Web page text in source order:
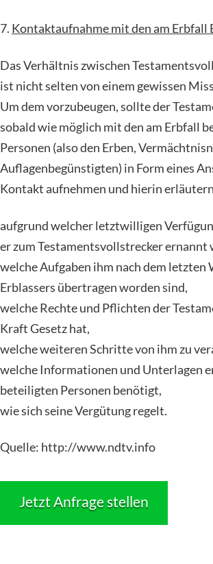
7. Kontaktaufnahme mit den am Erbfall
Das Verhältnis zwischen
ist nicht selten von einem gewissen
Um dem vorzubeugen, sollte der
sobald wie möglich mit den am Erbfall
Personen (also den Erben,
Auflagenbegünstigten) in Form eines
Kontakt aufnehmen und hierin
aufgrund welcher letztwilligen
er zum Testamentsvollstrecker ernannt
welche Aufgaben ihm nach dem letzten
Erblassers übertragen worden sind,
welche Rechte und Pflichten der
Kraft Gesetz hat,
welche weiteren Schritte von ihm zu
welche Informationen und Unterlagen
beteiligten Personen benötigt,
wie sich seine Vergütung regelt.
Quelle: http://www.ndtv.info
Jetzt Anfrage stellen